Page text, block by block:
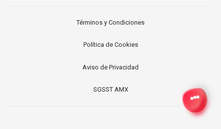
Términos y Condiciones
Política de Cookies
Aviso de Privacidad
SGSST AMX